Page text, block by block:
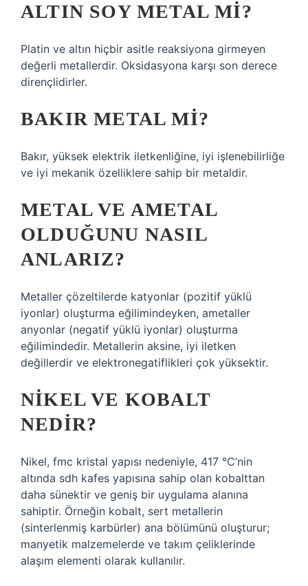
ALTIN SOY METAL MI?
Platin ve altın hiçbir asitle reaksiyona girmeyen
değerli metallerdir. Oksidasyona karşı son derece
dirençlidirler.
BAKIR METAL MI?
Bakır, yüksek elektrik iletkenliğine, iyi işlenebilirliğe
ve iyi mekanik özelliklere sahip bir metaldir.
METAL VE AMETAL
OLDUĞUNU NASIL
ANLARIZ?
Metaller çözeltilerde katyonlar (pozitif yüklü
iyonlar) oluşturma eğilimindeyken, ametaller
anyonlar (negatif yüklü iyonlar) oluşturma
eğilimindedir. Metallerin aksine, iyi iletken
değillerdir ve elektronegatiflikleri çok yüksektir.
NIKEL VE KOBALT
NEDIR?
Nikel, fmc kristal yapısı nedeniyle, 417 °C’nin
altında sdh kafes yapısına sahip olan kobalttan
daha sünektir ve geniş bir uygulama alanına
sahiptir. Örneğin kobalt, sert metallerin
(sinterlenmiş karbürler) ana bölümünü oluşturur;
manyetik malzemelerde ve takım çeliklerinde
alaşım elementi olarak kullanılır.